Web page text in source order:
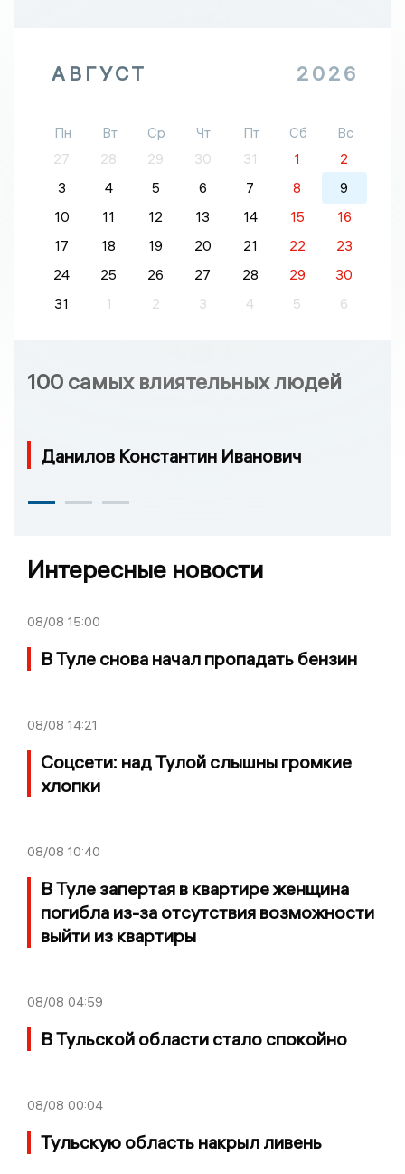
АВГУСТ 2026
Пн Вт Ср Чт Пт Сб
Вс
27
28 29 30 31 1
2
3
4 5 6 7 8
9
10
11 12 13 14 15
16
17
18 19 20 21 22
23
24
25 26 27 28 29
30
31
1 2 3 4 5 6
100 самых влиятельных людей
Данилов Константин Иванович
Интересные новости
08/08 15:00
В Туле снова начал пропадать бензин
08/08 14:21
Соцсети: над Тулой слышны громкие
хлопки
08/08 10:40
В Туле запертая в квартире женщина
погибла из-за отсутствия возможности
выйти из квартиры
08/08 04:59
В Тульской области стало спокойно
08/08 00:04
Тульскую область накрыл ливень